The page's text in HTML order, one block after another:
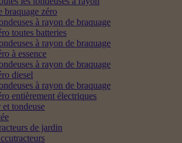
braquage zéro
à rayon de braquage
toutes batteries
à rayon de braquage
à essence
à rayon de braquage
diesel
à rayon de braquage
entièrement électriques
et tondeuse
de jardin